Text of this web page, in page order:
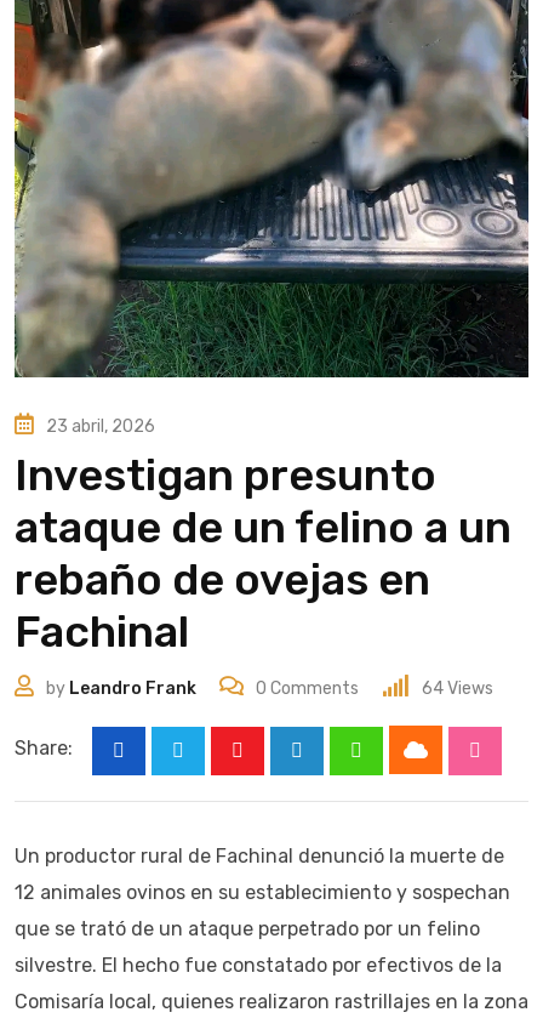
23 abril, 2026
Investigan presunto
ataque de un felino a un
rebaño de ovejas en
Fachinal
by Leandro Frank 0 Comments 64Views
Share:
Cloud
Un productor rural de Fachinal denunció la muerte de
12 animales ovinos en su establecimiento y sospechan
que se trató de un ataque perpetrado por un felino
silvestre. El hecho fue constatado por efectivos de la
Comisaría local, quienes realizaron rastrillajes en la zona